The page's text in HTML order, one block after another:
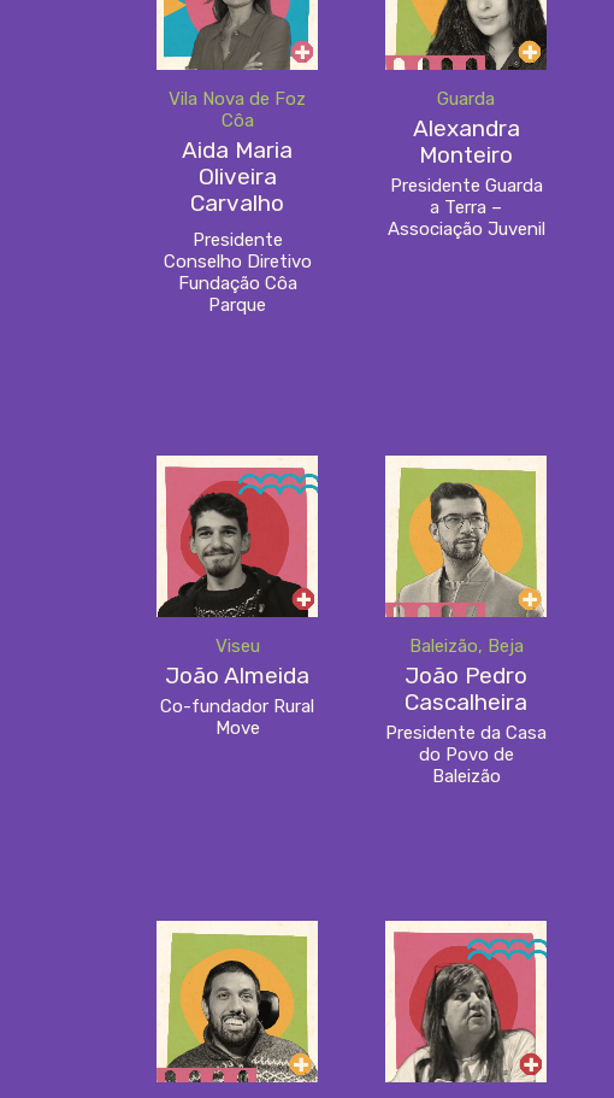
Vila Nova de Foz
Côa
Aida Maria
Oliveira
Carvalho
Presidente
Conselho Diretivo
Fundação Côa
Parque
Guarda
Alexandra
Monteiro
Presidente Guarda
a Terra –
Associação Juvenil
Viseu
João Almeida
Co-fundador Rural
Move
Baleizão, Beja
João Pedro
Cascalheira
Presidente da Casa
do Povo de
Baleizão